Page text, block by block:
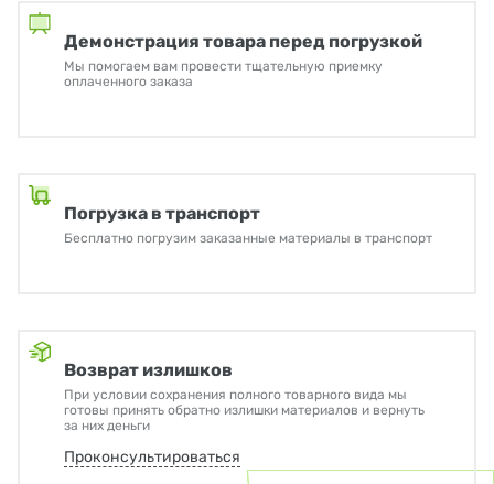
Демонстрация товара перед погрузкой
Мы помогаем вам провести тщательную приемку
оплаченного заказа
Погрузка в транспорт
Бесплатно погрузим заказанные материалы в транспорт
Возврат излишков
При условии сохранения полного товарного вида мы
готовы принять обратно излишки материалов и вернуть
за них деньги
Проконсультироваться